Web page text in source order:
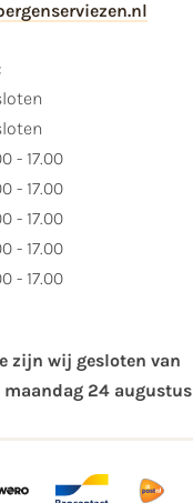
- 17.00
- 17.00
- 17.00
- 17.00
- 17.00
zijn wij gesloten van
24 augustus